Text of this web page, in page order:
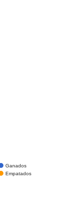
Ganados
Empatados